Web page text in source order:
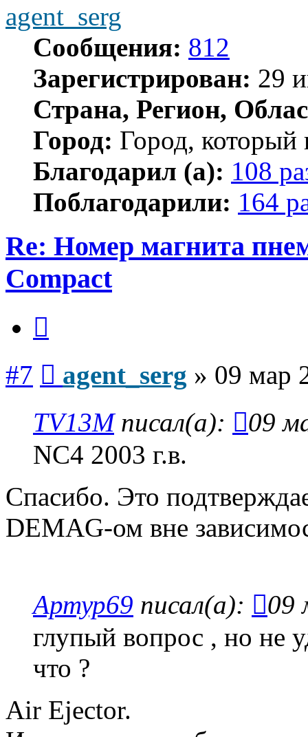
agent_serg
Сообщения: 812
Зарегистрирован: 29
Страна, Регион,
Город: Город, который
Благодарил (а): 108
Поблагодарили: 164
Re: Номер магнита
Compact
#7 agent_serg » 09 мар
TV13Mписал(а):
09
NC4 2003 г.в.
Спасибо. Это
DEMAG-ом вне
Артур69 писал(а):
09
глупый вопрос , но не
что ?
Air Ejector.